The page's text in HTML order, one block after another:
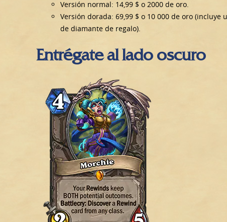
Versión normal: 14,99 $ o 2000 de oro.
Versión dorada: 69,99 $ o 10 000 de oro
de diamante de regalo).
Entrégate al lado oscuro